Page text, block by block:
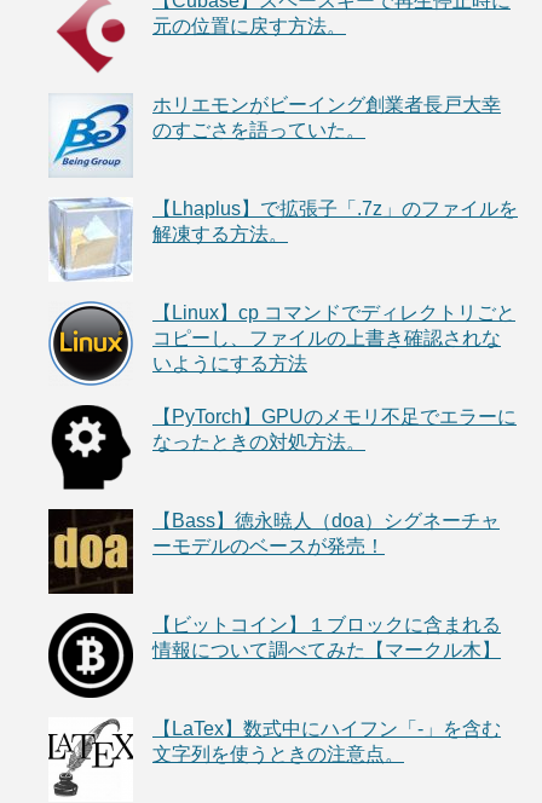
元の位置に戻す方法。
ホリエモンがビーイング創業者長戸大幸
のすごさを語っていた。
【Lhaplus】で拡張子「.7z」のファイルを
解凍する方法。
【Linux】cp コマンドでディレクトリごと
コピーし、ファイルの上書き確認されな
いようにする方法
【PyTorch】GPUのメモリ不足でエラーに
なったときの対処方法。
【Bass】徳永暁人（doa）シグネーチャ
ーモデルのベースが発売！
【ビットコイン】１ブロックに含まれる
情報について調べてみた【マークル木】
【LaTex】数式中にハイフン「-」を含む
文字列を使うときの注意点。